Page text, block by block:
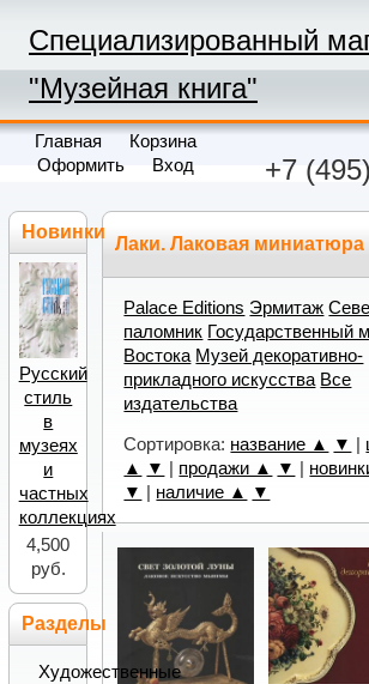
Специализированный
"Музейная книга"
+7
Главная
Корзина
Оформить
Вход
Лаки. Лаковая миниатюра
Palace Editions Эрмитаж
паломник Государственный
Востока Музей декоративно-
прикладного искусства Все
издательства
Сортировка: название ▲ ▼
▲
▼ продажи ▲ ▼
▼
наличие ▲ ▼
Новинки
Русский
стиль
в
музеях
и
частных
коллекциях
4,500
руб.
Разделы
Художественные